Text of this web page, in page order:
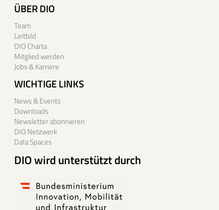
ÜBER DIO
Team
Leitbild
DIO Charta
Mitglied werden
Jobs & Karriere
WICHTIGE LINKS
News & Events
Downloads
Newsletter abonnieren
DIO Netzwerk
Data Spaces
DIO wird unterstützt durch